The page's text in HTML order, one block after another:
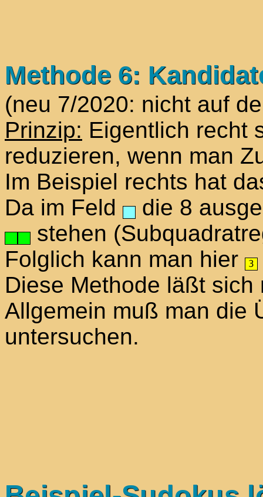
Methode 6:
(neu 7/2020: nicht auf
Prinzip: Eigentlich recht
reduzieren, wenn man
Im Beispiel rechts hat
Da im Feld
die 8
stehen
Folglich kann man hier
3
Diese Methode läßt
Allgemein muß man die
untersuchen.